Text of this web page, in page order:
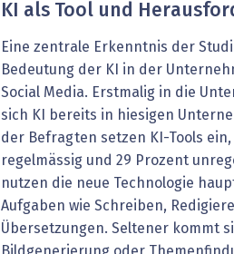
KI als Tool und
Eine zentrale Erkenntnis der
Bedeutung der KI in der
Social Media. Erstmalig in die
sich KI bereits in hiesigen
der Befragten setzen KI-Tools
regelmässig und 29 Prozent
nutzen die neue Technologie
Aufgaben wie Schreiben,
Übersetzungen. Seltener kommt